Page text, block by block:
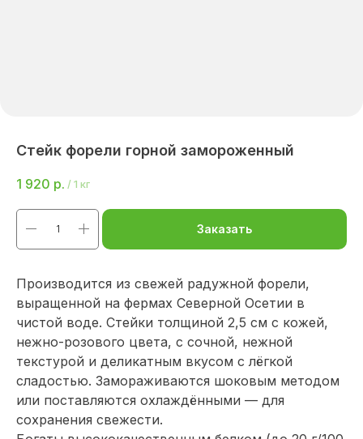
Стейк форели горной замороженный
1 920 р. / 1 кг
Заказать
Производится из свежей радужной форели,
выращенной на фермах Северной Осетии в
чистой воде. Стейки толщиной 2,5 см с кожей,
нежно-розового цвета, с сочной, нежной
текстурой и деликатным вкусом с лёгкой
сладостью. Замораживаются шоковым методом
или поставляются охлаждёнными — для
сохранения свежести.